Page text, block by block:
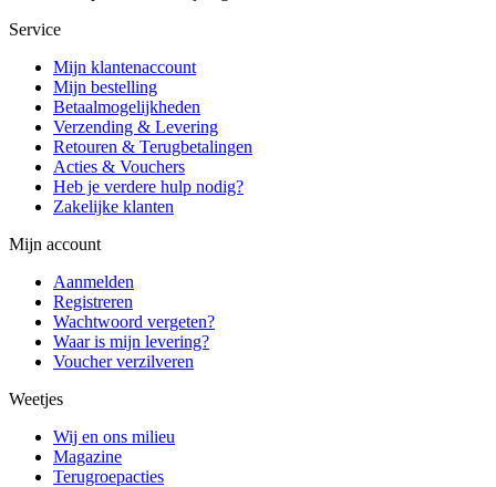
Service
Mijn klantenaccount
Mijn bestelling
Betaalmogelijkheden
Verzending & Levering
Retouren & Terugbetalingen
Acties & Vouchers
Heb je verdere hulp nodig?
Zakelijke klanten
Mijn account
Aanmelden
Registreren
Wachtwoord vergeten?
Waar is mijn levering?
Voucher verzilveren
Weetjes
Wij en ons milieu
Magazine
Terugroepacties